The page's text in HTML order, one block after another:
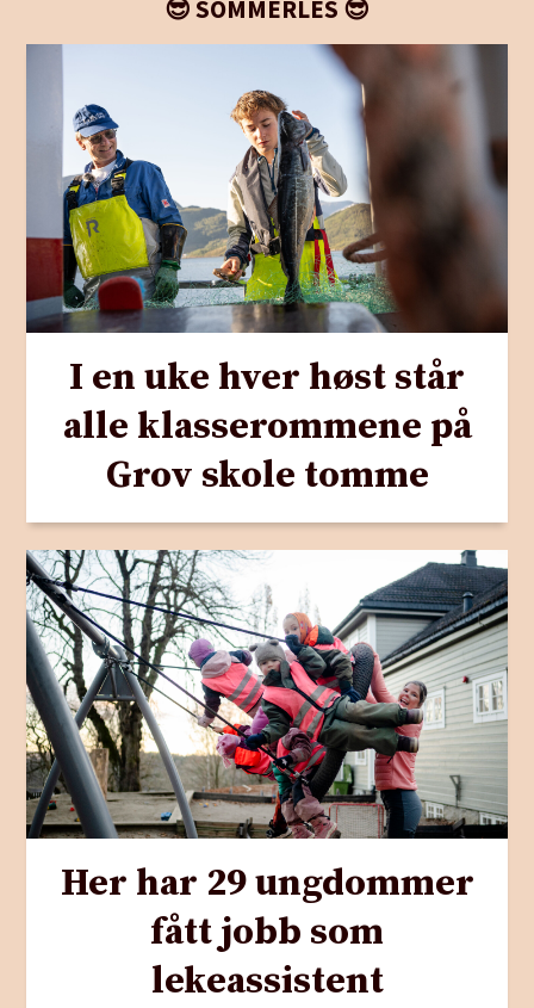
😎 SOMMERLES 😎
I en uke hver høst står
alle klasserommene på
Grov skole tomme
Her har 29 ungdommer
fått jobb som
lekeassistent